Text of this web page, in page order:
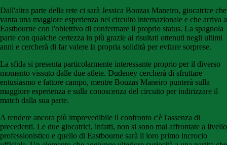
Dall'altra parte della rete ci sarà Jessica Bouzas Maneiro, giocatrice che
vanta una maggiore esperienza nel circuito internazionale e che arriva a
Eastbourne con l'obiettivo di confermare il proprio status. La spagnola
parte con qualche certezza in più grazie ai risultati ottenuti negli ultimi
anni e cercherà di far valere la propria solidità per evitare sorprese.
La sfida si presenta particolarmente interessante proprio per il diverso
momento vissuto dalle due atlete. Dudeney cercherà di sfruttare
entusiasmo e fattore campo, mentre Bouzas Maneiro punterà sulla
maggiore esperienza e sulla conoscenza del circuito per indirizzare il
match dalla sua parte.
A rendere ancora più imprevedibile il confronto c'è l'assenza di
precedenti. Le due giocatrici, infatti, non si sono mai affrontate a livello
professionistico e quello di Eastbourne sarà il loro primo incrocio